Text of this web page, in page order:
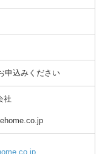
申込みください
社